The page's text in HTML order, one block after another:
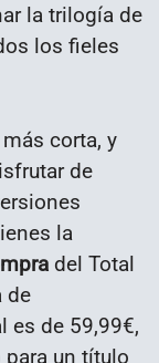
la trilogía de
los fieles
corta, y
de
la
del Total
de
es de 59,99€,
un título